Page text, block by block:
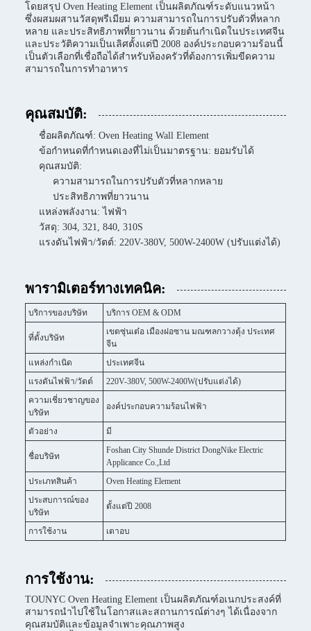
โดยสรุป Oven Heating Element เป็นผลิตภัณฑ์ระดับแนวหน้า
ซึ่งผสมผสานวัสดุพรีเมียม ความสามารถในการปรับตัวที่หลาก
หลาย และประสิทธิภาพที่ยาวนาน ด้วยต้นกำเนิดในประเทศจีน
และประวัติความเป็นเลิศตั้งแต่ปี 2008 องค์ประกอบความร้อนนี้
เป็นตัวเลือกที่เชื่อถือได้สำหรับห้องครัวที่ต้องการเพิ่มขีดความ
สามารถในการทำอาหาร
คุณสมบัติ:
ชื่อผลิตภัณฑ์: Oven Heating Wall Element
ข้อกำหนดที่กำหนดเองที่ไม่เป็นมาตรฐาน: ยอมรับได้
คุณสมบัติ:
ความสามารถในการปรับตัวที่หลากหลาย
ประสิทธิภาพที่ยาวนาน
แหล่งพลังงาน: ไฟฟ้า
วัสดุ: 304, 321, 840, 310S
แรงดันไฟฟ้า/วัตต์: 220V-380V, 500W-2400W (ปรับแต่งได้)
พารามิเตอร์ทางเทคนิค:
บริการของบริษัท บริการ OEM & ODM
ที่ตั้งบริษัท
เขตซุ่นเต๋อ เมืองฝอซาน มณฑลกวางตุ้ง ประเทศ
จีน
แหล่งกำเนิด
ประเทศจีน
แรงดันไฟฟ้า/วัตต์
220V-380V, 500W-2400W(ปรับแต่งได้)
ความเชี่ยวชาญของ
บริษัท
องค์ประกอบความร้อนไฟฟ้า
ตัวอย่าง มี
ชื่อบริษัท
Foshan City Shunde District DongNike Electric
Applicance Co.,Ltd
ประเภทสินค้า
Oven Heating Element
ประสบการณ์ของ
บริษัท
ตั้งแต่ปี 2008
การใช้งาน เตาอบ
การใช้งาน:
TOUNYC Oven Heating Element เป็นผลิตภัณฑ์อเนกประสงค์ที่
สามารถนำไปใช้ในโอกาสและสถานการณ์ต่างๆ ได้เนื่องจาก
คุณสมบัติและข้อมูลจำเพาะคุณภาพสูง